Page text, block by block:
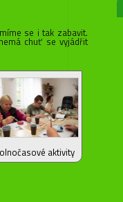
se i tak zabavit.
chuť se vyjádřit
aktivity